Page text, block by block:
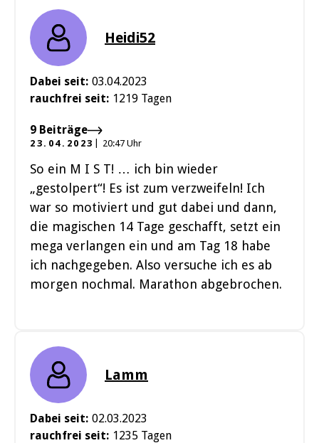
Heidi52
Dabei seit: 03.04.2023
rauchfrei seit: 1219 Tagen
9 Beiträge
23.04.2023 20:47 Uhr
So ein M I S T! … ich bin wieder
„gestolpert“! Es ist zum verzweifeln! Ich
war so motiviert und gut dabei und dann,
die magischen 14 Tage geschafft, setzt ein
mega verlangen ein und am Tag 18 habe
ich nachgegeben. Also versuche ich es ab
morgen nochmal. Marathon abgebrochen.
Lamm
Dabei seit: 02.03.2023
rauchfrei seit: 1235 Tagen